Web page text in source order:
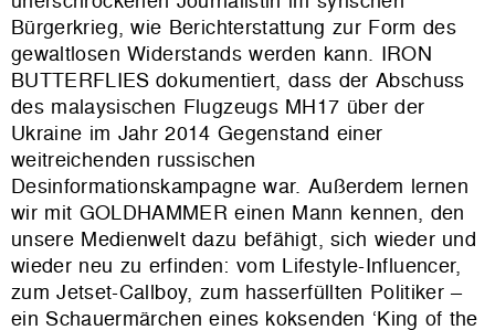
Bürgerkrieg, wie Berichterstattung zur Form des
gewaltlosen Widerstands werden kann. IRON
BUTTERFLIES dokumentiert, dass der Abschuss
des malaysischen Flugzeugs MH17 über der
Ukraine im Jahr 2014 Gegenstand einer
weitreichenden russischen
Desinformationskampagne war. Außerdem lernen
wir mit GOLDHAMMER einen Mann kennen, den
unsere Medienwelt dazu befähigt, sich wieder und
wieder neu zu erfinden: vom Lifestyle-Influencer,
zum Jetset-Callboy, zum hasserfüllten Politiker –
ein Schauermärchen eines koksenden ‘King of the